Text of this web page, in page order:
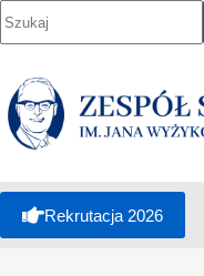
Rekrutacja 2026